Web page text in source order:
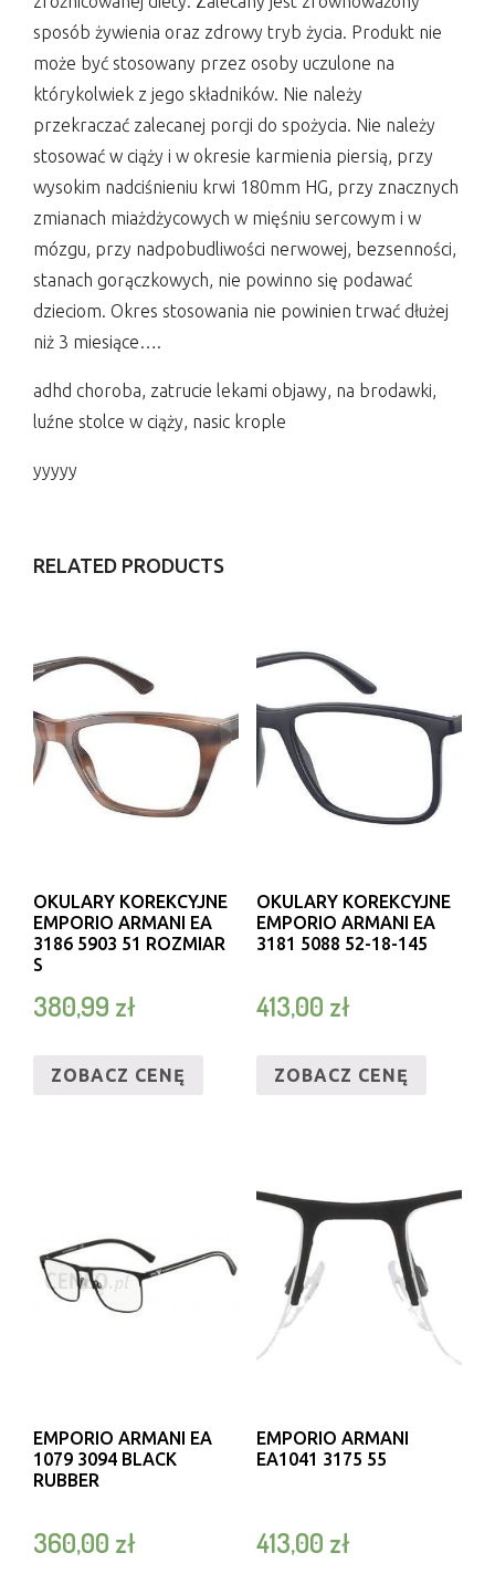
sposób żywienia oraz zdrowy tryb życia. Produkt nie
może być stosowany przez osoby uczulone na
którykolwiek z jego składników. Nie należy
przekraczać zalecanej porcji do spożycia. Nie należy
stosować w ciąży i w okresie karmienia piersią, przy
wysokim nadciśnieniu krwi 180mm HG, przy znacznych
zmianach miażdżycowych w mięśniu sercowym i w
mózgu, przy nadpobudliwości nerwowej, bezsenności,
stanach gorączkowych, nie powinno się podawać
dzieciom. Okres stosowania nie powinien trwać dłużej
niż 3 miesiące….
adhd choroba, zatrucie lekami objawy, na brodawki,
luźne stolce w ciąży, nasic krople
yyyyy
RELATED PRODUCTS
OKULARY KOREKCYJNE
EMPORIO ARMANI EA
3186 5903 51 ROZMIAR
S
380,99 zł
ZOBACZ CENĘ
OKULARY KOREKCYJNE
EMPORIO ARMANI EA
3181 5088 52-18-145
413,00 zł
ZOBACZ CENĘ
EMPORIO ARMANI EA
1079 3094 BLACK
RUBBER
360,00 zł
EMPORIO ARMANI
EA1041 3175 55
413,00 zł